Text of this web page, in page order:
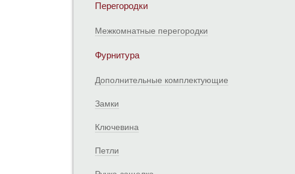
Перегородки
Межкомнатные перегородки
Фурнитура
Дополнительные комплектующие
Замки
Ключевина
Петли